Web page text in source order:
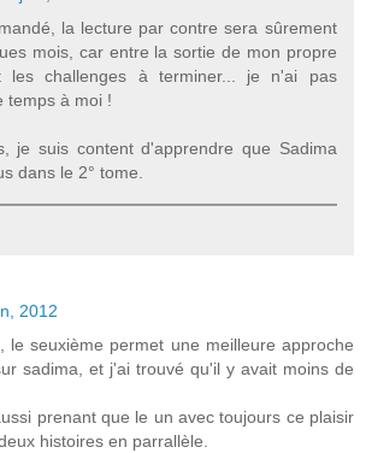
la lecture par contre sera sûrement
mois, car entre la sortie de mon propre
les challenges à terminer... je n'ai pas
temps à moi !
je suis content d'apprendre que Sadima
dans le 2° tome.
2012
le seuxième permet une meilleure approche
sadima, et j'ai trouvé qu'il y avait moins de
prenant que le un avec toujours ce plaisir
histoires en parrallèle.